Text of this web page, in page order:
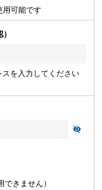
用可能です
を入力してください
きません）